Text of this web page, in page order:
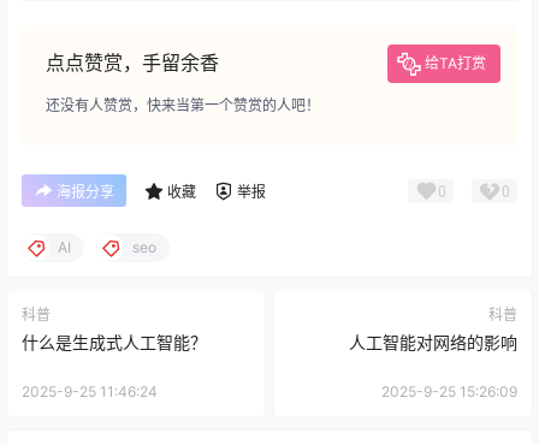
点点赞赏，手留余香 给TA打赏
还没有人赞赏，快来当第一个赞赏的人吧！
海报分享 收藏 举报 0 0
AI seo
科普
什么是生成式人工智能？
2025-9-25 11:46:24
科普
人工智能对网络的影响
2025-9-25 15:26:09